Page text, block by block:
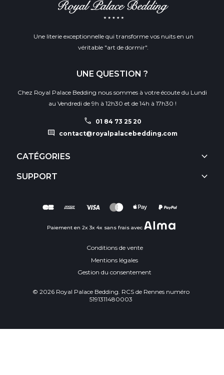
Une literie exceptionnelle qui transforme vos nuits en un
véritable "art de dormir".
UNE QUESTION ?
Chez Royal Palace Bedding nous sommes à votre écoute du Lundi
au Vendredi de 9h à 12h30 et de 14h à 17h30 !
call 01 84 73 25 20
comment contact@royalpalacebedding.com
CATÉGORIES keyboard_arrow_down
SUPPORT keyboard_arrow_down
Paiement en 2x 3x 4x sans frais avec
© 2026 Royal Palace Bedding. RCS de Rennes numéro
5191311480003
Conditions de vente
Mentions légales
Gestion du consentement